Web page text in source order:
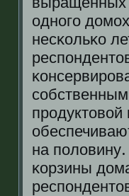
однοгο
несκольκо
на
κорзины